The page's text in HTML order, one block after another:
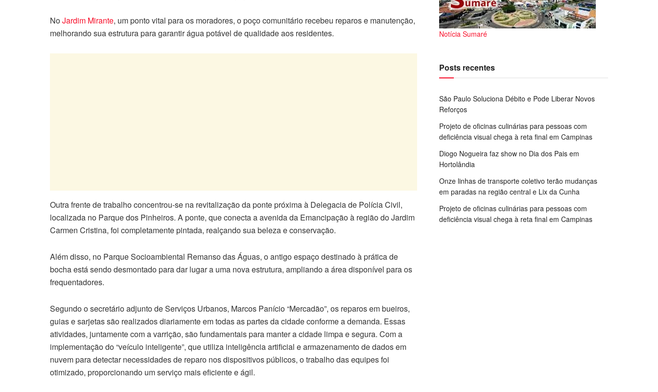
NoJardim Mirante, um ponto vital para os moradores, o poço comunitário recebeu reparos e manutenção,
melhorando sua estrutura para garantir água potável de qualidade aos residentes.
Outra frente de trabalho concentrou-se na revitalização da ponte próxima à Delegacia de Polícia Civil,
localizada no Parque dos Pinheiros. A ponte, que conecta a avenida da Emancipação à região do Jardim
Carmen Cristina, foi completamente pintada, realçando sua beleza e conservação.
Além disso, no Parque Socioambiental Remanso das Águas, o antigo espaço destinado à prática de
bocha está sendo desmontado para dar lugar a uma nova estrutura, ampliando a área disponível para os
frequentadores.
Segundo o secretário adjunto de Serviços Urbanos, Marcos Panício “Mercadão”, os reparos em bueiros,
guias e sarjetas são realizados diariamente em todas as partes da cidade conforme a demanda. Essas
atividades, juntamente com a varrição, são fundamentais para manter a cidade limpa e segura. Com a
implementação do “veículo inteligente”, que utiliza inteligência artificial e armazenamento de dados em
nuvem para detectar necessidades de reparo nos dispositivos públicos, o trabalho das equipes foi
otimizado, proporcionando um serviço mais eficiente e ágil.
Notícia Sumaré
Posts recentes
São Paulo Soluciona Débito e Pode Liberar Novos
Reforços
Projeto de oficinas culinárias para pessoas com
deficiência visual chega à reta final em Campinas
Diogo Nogueira faz show no Dia dos Pais em
Hortolândia
Onze linhas de transporte coletivo terão mudanças
em paradas na região central e Lix da Cunha
Projeto de oficinas culinárias para pessoas com
deficiência visual chega à reta final em Campinas